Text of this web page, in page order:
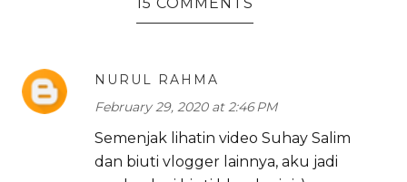
NURUL RAHMA
February 29, 2020 at 2:46 PM
Semenjak lihatin video Suhay Salim
dan biuti vlogger lainnya, aku jadi